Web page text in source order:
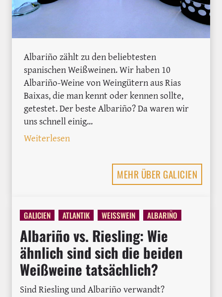
Albariño zählt zu den beliebtesten
spanischen Weißweinen. Wir haben 10
Albariño-Weine von Weingütern aus Rias
Baixas, die man kennt oder kennen sollte,
getestet. Der beste Albariño? Da waren wir
uns schnell einig...
Weiterlesen: 10 Albariño Weine aus Rias Baixas im
MEHR ÜBER GALICIEN
GALICIEN ATLANTIK WEISSWEIN ALBARIÑO
Albariño vs. Riesling: Wie
ähnlich sind sich die beiden
Weißweine tatsächlich?
Sind Riesling und Albariño verwandt?